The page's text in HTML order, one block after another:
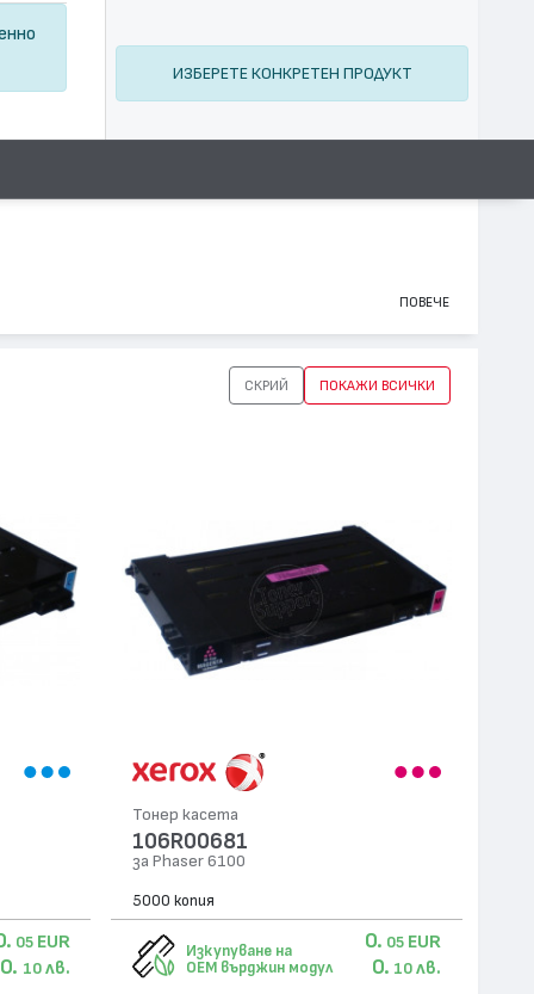
ИЗБЕРЕТЕ КОНКРЕТЕН ПРОДУКТ
ПОВЕЧЕ
СКРИЙ ПОКАЖИ ВСИЧКИ
05 EUR
0. 10 лв.
Тонер касета
106R00681
за Phaser 6100
5000 копия
Изкупуване на
OEM върджин модул
0. 05 EUR
0. 10 лв.